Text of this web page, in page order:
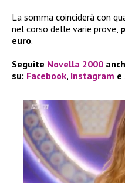
La somma coinciderà con
nel corso delle varie prove,
euro.
Seguite Novella 2000
su: Facebook, Instagram e